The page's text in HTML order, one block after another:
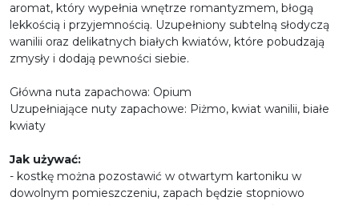
aromat, który wypełnia wnętrze romantyzmem, błogą
lekkością i przyjemnością. Uzupełniony subtelną słodyczą
wanilii oraz delikatnych białych kwiatów, które pobudzają
zmysły i dodają pewności siebie.
Główna nuta zapachowa: Opium
Uzupełniające nuty zapachowe: Piżmo, kwiat wanilii, białe
kwiaty
Jak używać:
- kostkę można pozostawić w otwartym kartoniku w
dowolnym pomieszczeniu, zapach będzie stopniowo